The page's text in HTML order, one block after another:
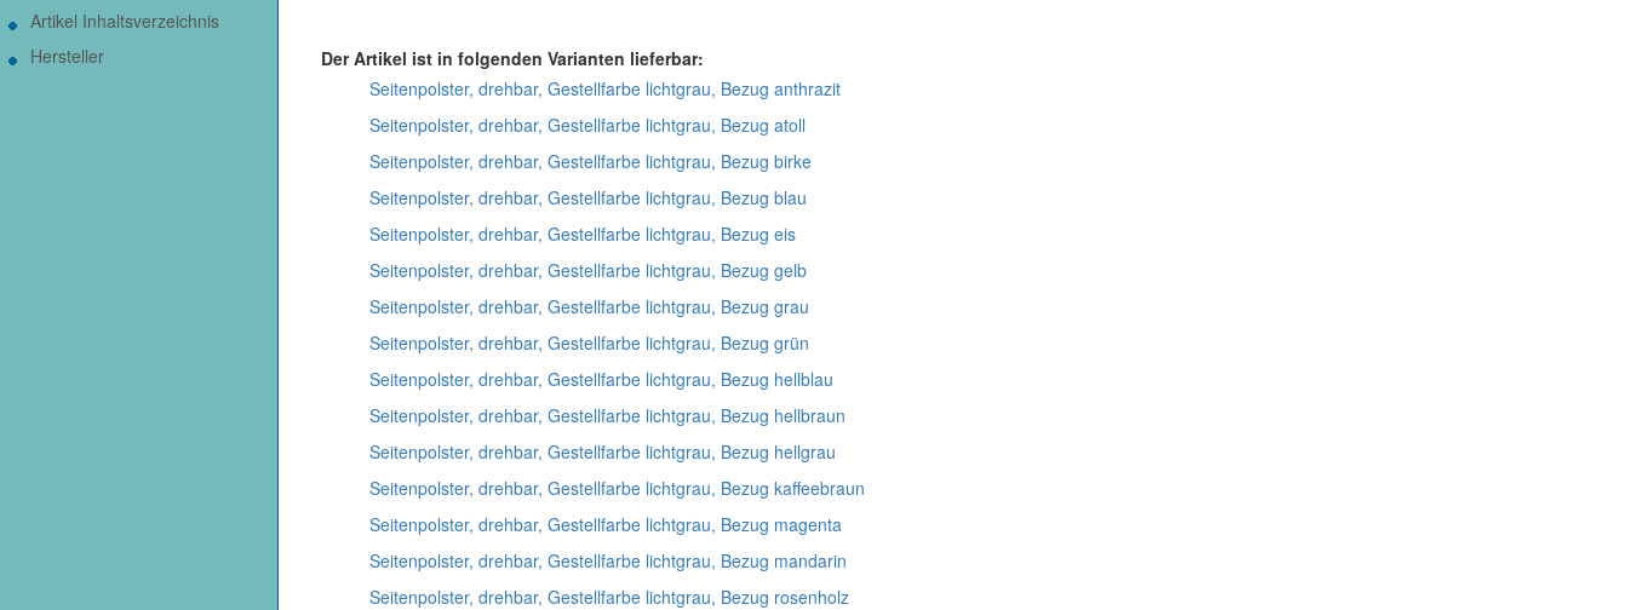
Der Artikel ist in folgenden Varianten lieferbar:
Seitenpolster, drehbar, Gestellfarbe lichtgrau, Bezug anthrazit
Seitenpolster, drehbar, Gestellfarbe lichtgrau, Bezug atoll
Seitenpolster, drehbar, Gestellfarbe lichtgrau, Bezug birke
Seitenpolster, drehbar, Gestellfarbe lichtgrau, Bezug blau
Seitenpolster, drehbar, Gestellfarbe lichtgrau, Bezug eis
Seitenpolster, drehbar, Gestellfarbe lichtgrau, Bezug gelb
Seitenpolster, drehbar, Gestellfarbe lichtgrau, Bezug grau
Seitenpolster, drehbar, Gestellfarbe lichtgrau, Bezug grün
Seitenpolster, drehbar, Gestellfarbe lichtgrau, Bezug hellblau
Seitenpolster, drehbar, Gestellfarbe lichtgrau, Bezug hellbraun
Seitenpolster, drehbar, Gestellfarbe lichtgrau, Bezug hellgrau
Seitenpolster, drehbar, Gestellfarbe lichtgrau, Bezug kaffeebraun
Seitenpolster, drehbar, Gestellfarbe lichtgrau, Bezug magenta
Seitenpolster, drehbar, Gestellfarbe lichtgrau, Bezug mandarin
Seitenpolster, drehbar, Gestellfarbe lichtgrau, Bezug rosenholz
Artikel Inhaltsverzeichnis
Hersteller